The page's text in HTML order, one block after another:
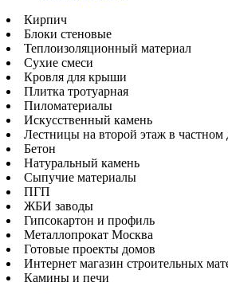
Кирпич
Блоки стеновые
Теплоизоляционный материал
Сухие смеси
Кровля для крыши
Плитка тротуарная
Пиломатериалы
Искусственный камень
Лестницы на второй этаж в частном
Бетон
Натуральный камень
Сыпучие материалы
ПГП
ЖБИ заводы
Гипсокартон и профиль
Металлопрокат Москва
Готовые проекты домов
Интернет магазин строительных
Камины и печи